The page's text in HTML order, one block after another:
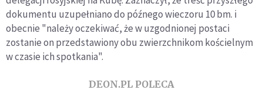
dokumentu uzupełniano do późnego wieczoru 10 bm. i
obecnie "należy oczekiwać, że w uzgodnionej postaci
zostanie on przedstawiony obu zwierzchnikom kościelnym
w czasie ich spotkania".
DEON.PL POLECA